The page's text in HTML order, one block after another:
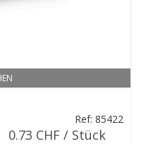
Ref: 85422
0.73 CHF / Stück